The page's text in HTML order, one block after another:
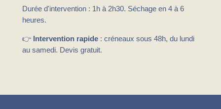
Durée d'intervention : 1h à 2h30. Séchage en 4 à 6
heures.
👉 Intervention rapide: créneaux sous 48h, du lundi
au samedi. Devis gratuit.